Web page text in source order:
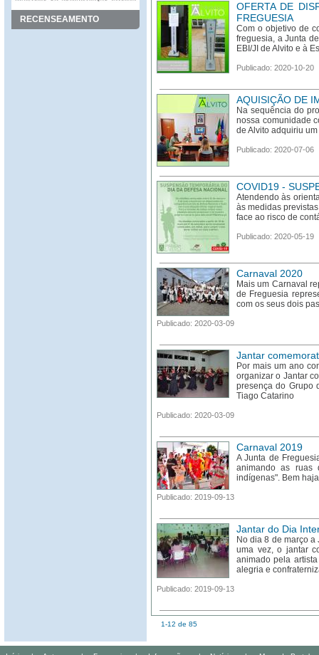
RECENSEAMENTO
OFERTA DE
FREGUESIA
Com o objetivo de
freguesia, a Junta
EBI/JI de Alvito e à
Publicado: 2020-10-20
AQUISIÇÃO DE
Na sequência do
nossa comunidade
de Alvito adquiriu
Publicado: 2020-07-06
COVID19 -
Atendendo às
às medidas
face ao risco de
Publicado: 2020-05-19
Carnaval 2020
Mais um Carnaval
de Freguesia
com os seus dois
Publicado: 2020-03-09
Jantar
Por mais um ano
organizar o Jantar
presença do Grupo
Tiago Catarino
Publicado: 2020-03-09
Carnaval 2019
A Junta de
animando as ruas
indígenas". Bem
Publicado: 2019-09-13
Jantar do Dia
No dia 8 de março
uma vez, o jantar
animado pela
alegria e
Publicado: 2019-09-13
1-12 de 85